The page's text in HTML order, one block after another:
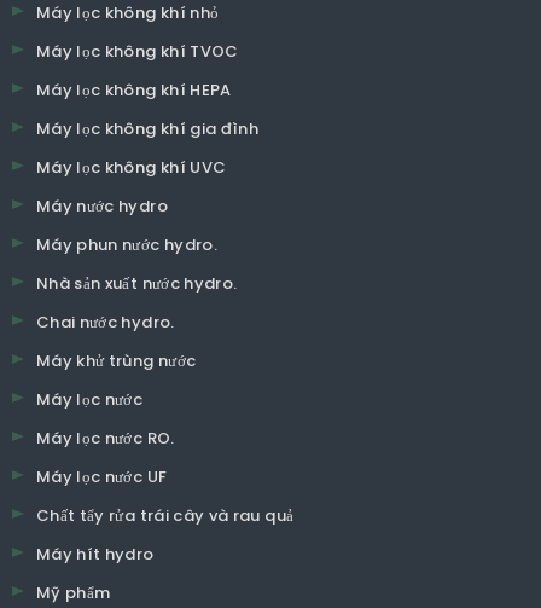
Máy lọc không khí nhỏ
Máy lọc không khí TVOC
Máy lọc không khí HEPA
Máy lọc không khí gia đình
Máy lọc không khí UVC
Máy nước hydro
Máy phun nước hydro.
Nhà sản xuất nước hydro.
Chai nước hydro.
Máy khử trùng nước
Máy lọc nước
Máy lọc nước RO.
Máy lọc nước UF
Chất tẩy rửa trái cây và rau quả
Máy hít hydro
Mỹ phẩm